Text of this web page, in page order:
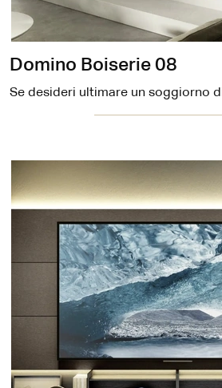
Domino Boiserie 08